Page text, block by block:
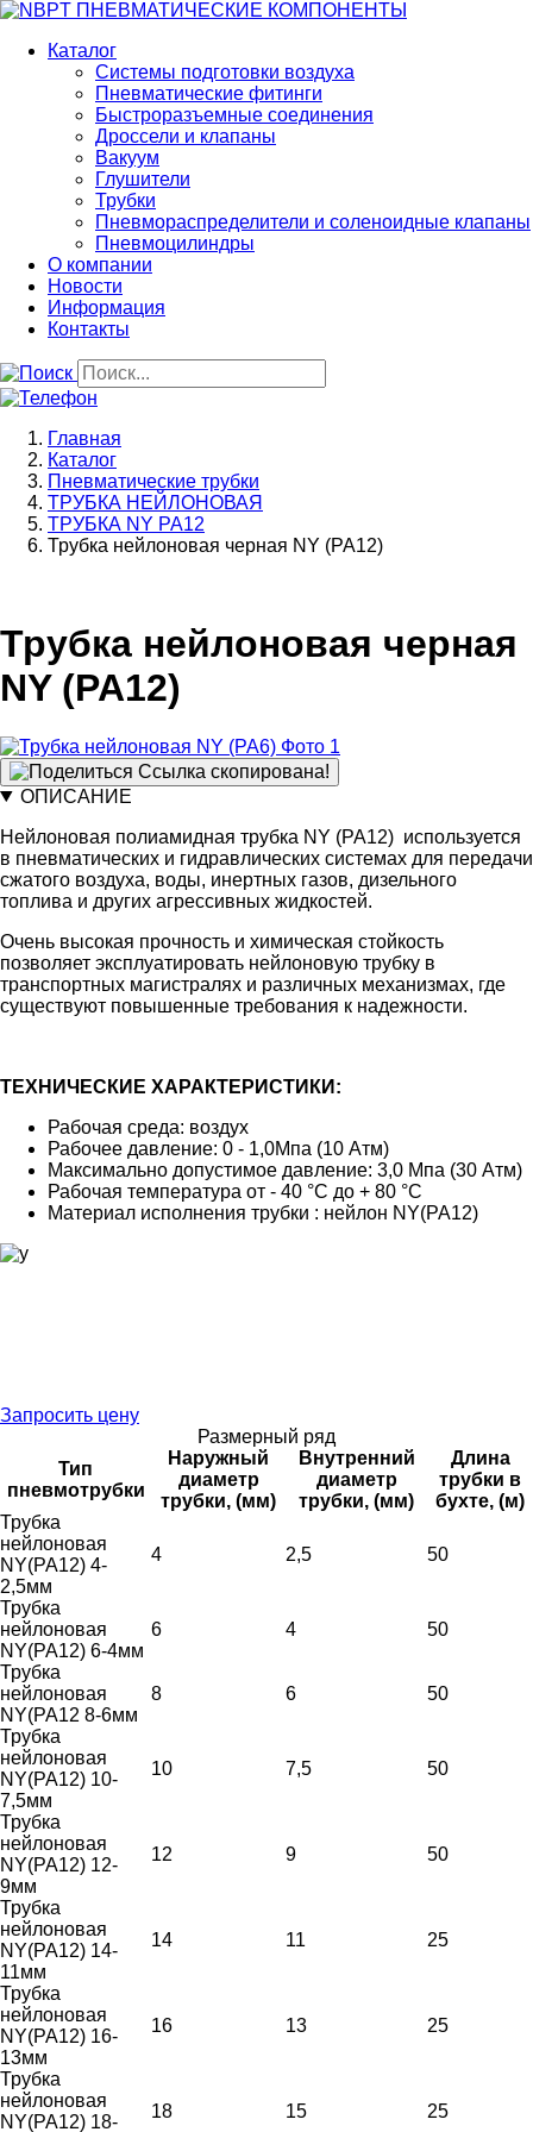
Перейти
основному
содержанию
Каталог
Системы подготовки воздуха
Пневматические фитинги
Быстроразъемные соединения
Дроссели и клапаны
Вакуум
Глушители
Трубки
Пневмораспределители и соленоидные клапаны
Пневмоцилиндры
О компании
Новости
Информация
Контакты
Строка
навигации
Главная
Каталог
Пневматические трубки
ТРУБКА НЕЙЛОНОВАЯ
ТРУБКА NY PA12
Трубка нейлоновая черная NY (PA12)
Трубка нейлоновая черная
NY (PA12)
Ссылка скопирована!
ОПИСАНИЕ
Нейлоновая полиамидная трубка NY (PA12) используется
в пневматических и гидравлических системах для передачи
сжатого воздуха, воды, инертных газов, дизельного
топлива и других агрессивных жидкостей.
Очень высокая прочность и химическая стойкость
позволяет эксплуатировать нейлоновую трубку в
транспортных магистралях и различных механизмах, где
существуют повышенные требования к надежности.
ТЕХНИЧЕСКИЕ ХАРАКТЕРИСТИКИ:
Рабочая среда: воздух
Рабочее давление: 0 - 1,0Мпа (10 Атм)
Максимально допустимое давление: 3,0 Мпа (30 Атм)
Рабочая температура от - 40 °C до + 80 °C
Материал исполнения трубки : нейлон NY(PA12)
Запросить цену
Размерный ряд
Тип
пневмотрубки
Наружный
диаметр
трубки, (мм)
Внутренний
диаметр
трубки, (мм)
Длина
трубки в
бухте, (м)
Трубка
нейлоновая
NY(PA12) 4-
2,5мм
4 2,5 50
Трубка
нейлоновая
NY(PA12) 6-4мм
6 4 50
Трубка
нейлоновая
NY(PA12 8-6мм
8 6 50
Трубка
нейлоновая
NY(PA12) 10-
7,5мм
10 7,5 50
Трубка
нейлоновая
NY(PA12) 12-
9мм
12 9 50
Трубка
нейлоновая
NY(PA12) 14-
11мм
14 11 25
Трубка
нейлоновая
NY(PA12) 16-
13мм
16 13 25
Трубка
нейлоновая
NY(PA12) 18-
18 15 25